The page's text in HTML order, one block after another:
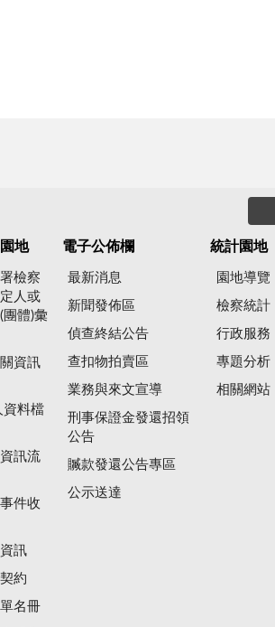
地
檢察
人或
團體)彙
資訊
資料檔
訊流
件收
訊
約
名冊
電子公佈欄
最新消息
新聞發佈區
偵查終結公告
查扣物拍賣區
業務與來文宣導
刑事保證金發還招領
公告
贓款發還公告專區
公示送達
統計園地
園地導覽
檢察統計
行政服務
專題分析
相關網站